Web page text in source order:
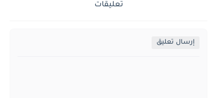
تعليقات
إرسال تعليق